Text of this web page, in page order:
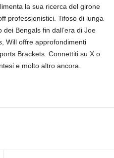
la sua ricerca del girone
professionistici. Tifoso di lunga
Bengals fin dall’era di Joe
Will offre approfondimenti
Brackets. Connettiti su X o
e molto altro ancora.